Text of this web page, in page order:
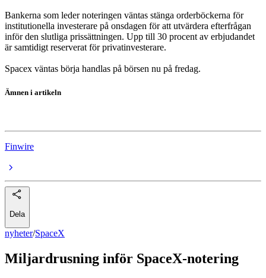
Bankerna som leder noteringen väntas stänga orderböckerna för
institutionella investerare på onsdagen för att utvärdera efterfrågan
inför den slutliga prissättningen. Upp till 30 procent av erbjudandet
är samtidigt reserverat för privatinvesterare.
Spacex väntas börja handlas på börsen nu på fredag.
Ämnen i artikeln
Finwire
Dela
nyheter/SpaceX
Miljardrusning inför SpaceX-notering